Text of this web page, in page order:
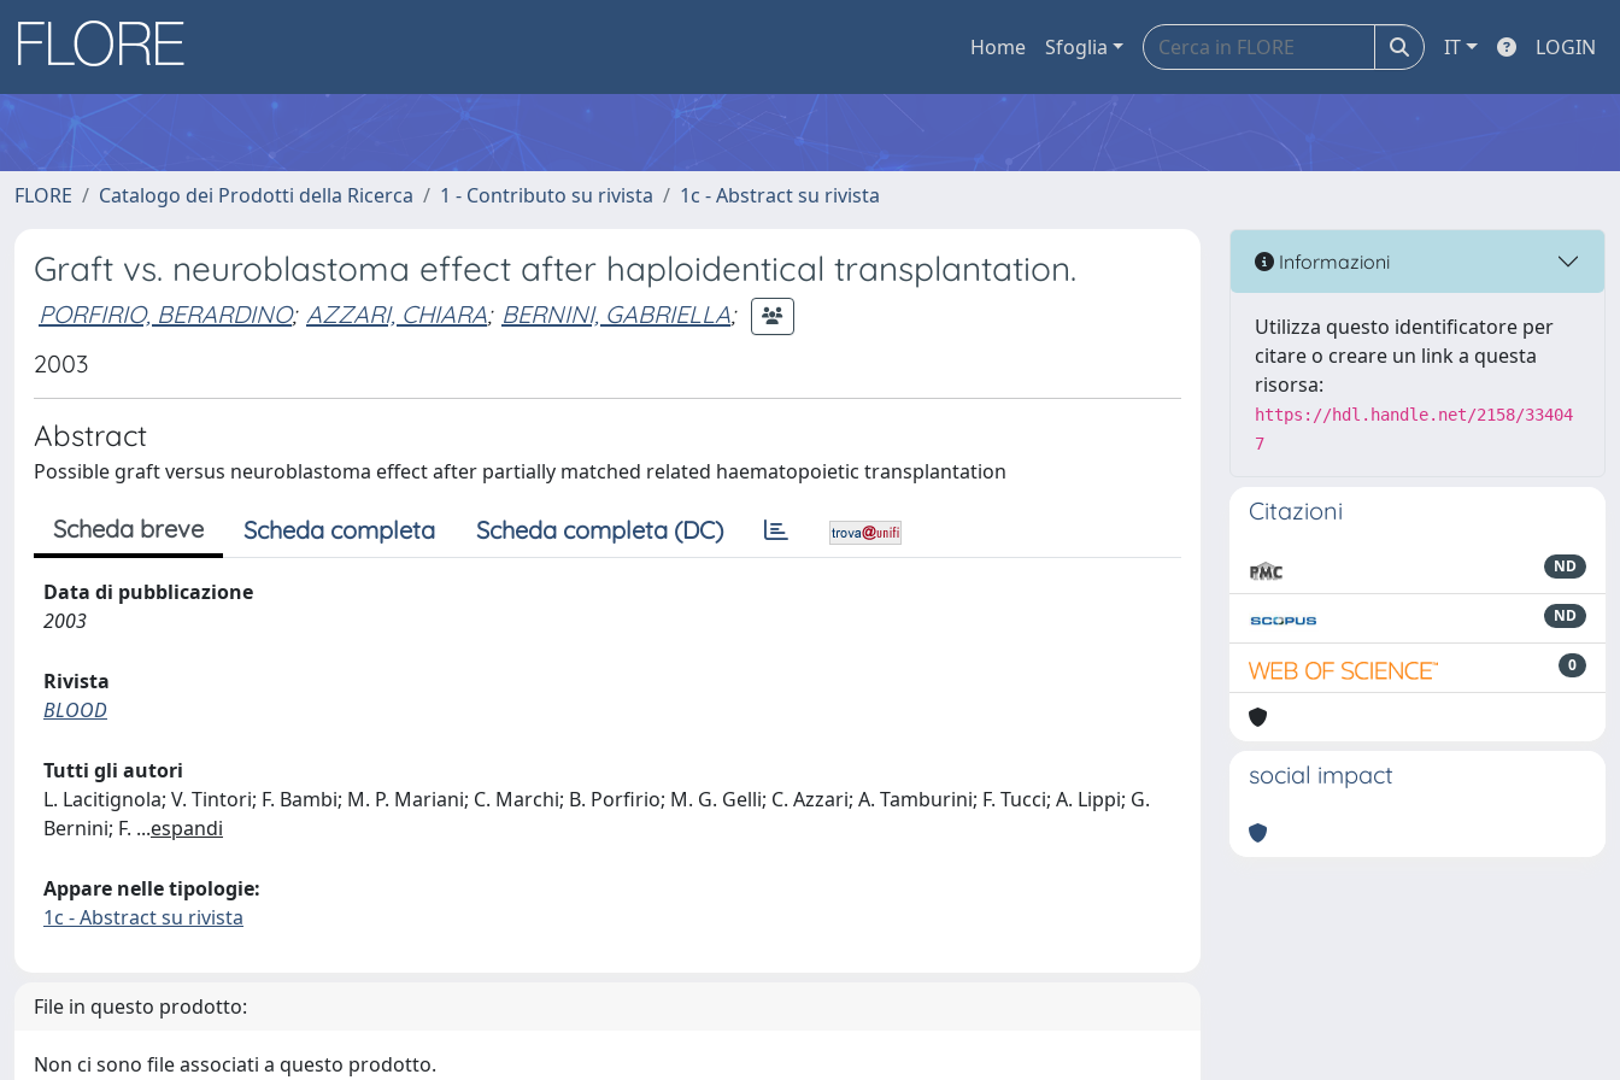
Home Sfoglia IT LOGIN
FLORE Catalogo dei Prodotti della Ricerca 1 - Contributo su rivista 1c - Abstract su rivista
Graft vs. neuroblastoma effect after haploidentical transplantation.
PORFIRIO, BERARDINO; AZZARI, CHIARA; BERNINI, GABRIELLA;
2003
Abstract
Possible graft versus neuroblastoma effect after partially matched related haematopoietic transplantation
Scheda breve Scheda completa Scheda completa (DC)
Data di pubblicazione
2003
Rivista
BLOOD
Tutti gli autori
L. Lacitignola; V. Tintori; F. Bambi; M. P. Mariani; C. Marchi; B. Porfirio; M. G. Gelli; C. Azzari; A. Tamburini; F. Tucci; A. Lippi; G.
Bernini; F. ...espandi
Appare nelle tipologie:
1c - Abstract su rivista
File in questo prodotto:
Non ci sono file associati a questo prodotto.
Informazioni
Utilizza questo identificatore per
citare o creare un link a questa
risorsa:
https://hdl.handle.net/2158/33404
7
Citazioni
ND
ND
0
social impact